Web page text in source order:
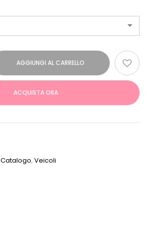
AGGIUNGI AL CARRELLO
ACQUISTA ORA
Catalogo, Veicoli